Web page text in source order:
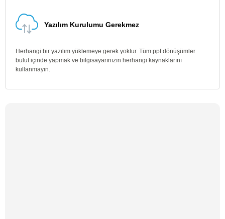
Yazılım Kurulumu Gerekmez
Herhangi bir yazılım yüklemeye gerek yoktur. Tüm ppt dönüşümler
bulut içinde yapmak ve bilgisayarınızın herhangi kaynaklarını
kullanmayın.